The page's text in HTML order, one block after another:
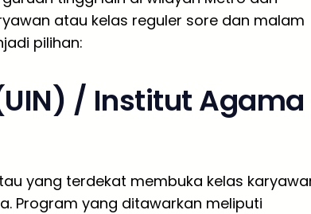
atau kelas reguler sore dan malam
pilihan:
/ Institut Agama
yang terdekat membuka kelas
Program yang ditawarkan meliputi